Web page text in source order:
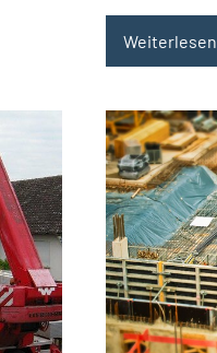
Weiterlesen